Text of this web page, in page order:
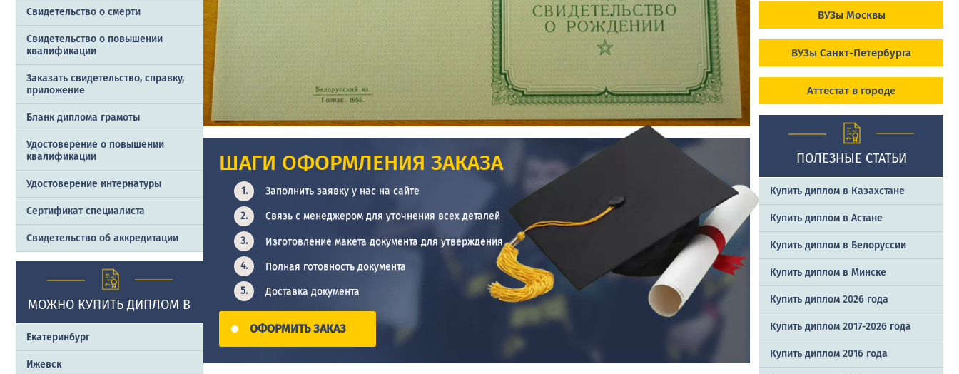
Свидетельство о смерти
Свидетельство о повышении
квалификации
Заказать cвидетельство, справку,
приложение
Бланк диплома грамоты
Удостоверение о повышении
квалификации
Удостоверение интернатуры
Сертификат специалиста
Свидетельство об аккредитации
МОЖНО КУПИТЬ ДИПЛОМ В
Екатеринбург
Ижевск
ШАГИ ОФОРМЛЕНИЯ ЗАКАЗА
Заполнить заявку у нас на сайте
Связь с менеджером для уточнения всех деталей
Изготовление макета документа для утверждения
Полная готовность документа
Доставка документа
ОФОРМИТЬ ЗАКАЗ
ВУЗы Москвы
ВУЗы Санкт-Петербурга
Аттестат в городе
ПОЛЕЗНЫЕ СТАТЬИ
Купить диплом в Казахстане
Купить диплом в Астане
Купить диплом в Белоруссии
Купить диплом в Минске
Купить диплом 2026 года
Купить диплом 2017-2026 года
Купить диплом 2016 года